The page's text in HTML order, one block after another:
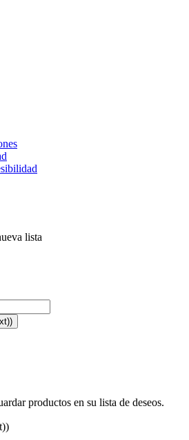
lista
productos en su lista de deseos.